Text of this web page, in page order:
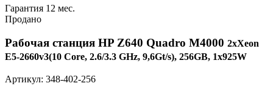
Гарантия 12 мес.
Продано
Рабочая станция HP Z640 Quadro M4000 2xXeon
E5-2660v3(10 Core, 2.6/3.3 GHz, 9,6Gt/s), 256GB, 1x925W
Артикул: 348-402-256